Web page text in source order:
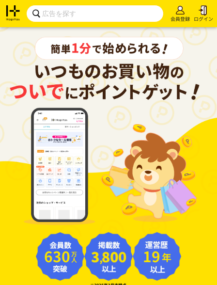
会員登録 ログイン
630万人 19年